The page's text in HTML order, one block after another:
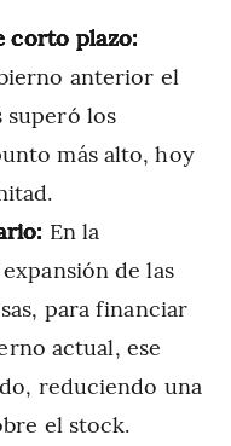
corto plazo:
anterior el
superó los
más alto, hoy
En la
de las
para financiar
actual, ese
reduciendo una
el stock.